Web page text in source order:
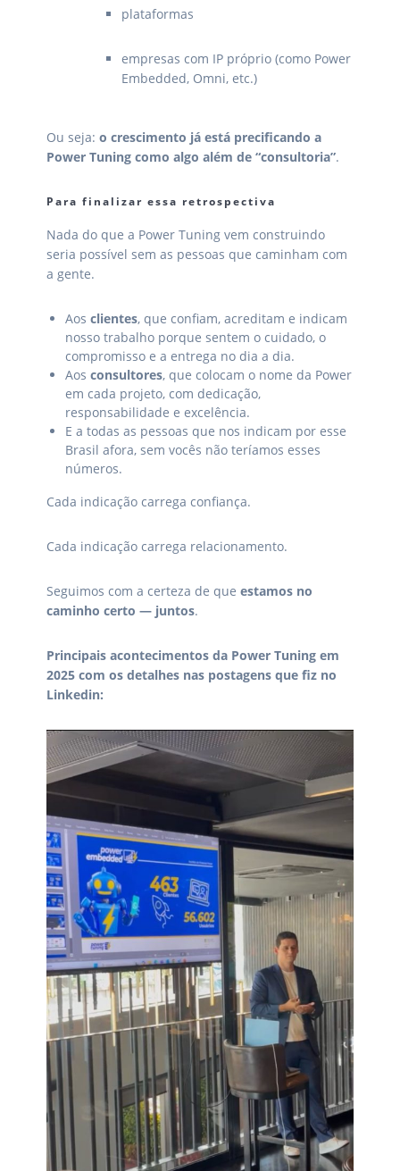
plataformas
empresas com IP próprio (como Power
Embedded, Omni, etc.)
Ou seja: o crescimento já está precificando a
Power Tuning como algo além de “consultoria”.
Para finalizar essa retrospectiva
Nada do que a Power Tuning vem construindo
seria possível sem as pessoas que caminham com
a gente.
Aos clientes, que confiam, acreditam e indicam
nosso trabalho porque sentem o cuidado, o
compromisso e a entrega no dia a dia.
Aos consultores, que colocam o nome da Power
em cada projeto, com dedicação,
responsabilidade e excelência.
E a todas as pessoas que nos indicam por esse
Brasil afora, sem vocês não teríamos esses
números.
Cada indicação carrega confiança.
Cada indicação carrega relacionamento.
Seguimos com a certeza de que estamos no
caminho certo — juntos.
Principais acontecimentos da Power Tuning em
2025 com os detalhes nas postagens que fiz no
Linkedin: